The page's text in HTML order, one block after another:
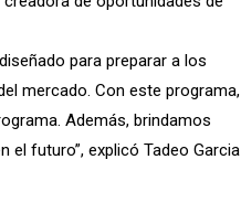
para preparar a los
mercado. Con este programa,
Además, brindamos
el futuro”, explicó Tadeo Garcia